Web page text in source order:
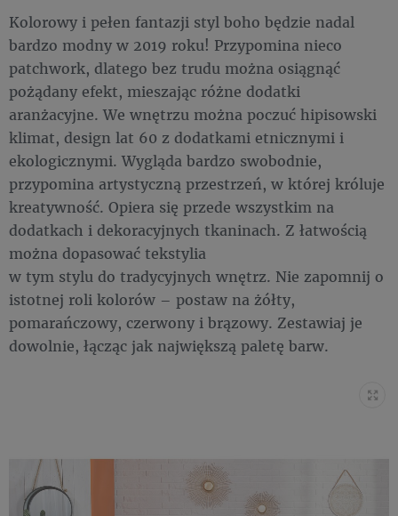
Kolorowy i pełen fantazji styl boho będzie nadal
bardzo modny w 2019 roku! Przypomina nieco
patchwork, dlatego bez trudu można osiągnąć
pożądany efekt, mieszając różne dodatki
aranżacyjne. We wnętrzu można poczuć hipisowski
klimat, design lat 60 z dodatkami etnicznymi i
ekologicznymi. Wygląda bardzo swobodnie,
przypomina artystyczną przestrzeń, w której króluje
kreatywność. Opiera się przede wszystkim na
dodatkach i dekoracyjnych tkaninach. Z łatwością
można dopasować tekstylia
w tym stylu do tradycyjnych wnętrz. Nie zapomnij o
istotnej roli kolorów – postaw na żółty,
pomarańczowy, czerwony i brązowy. Zestawiaj je
dowolnie, łącząc jak największą paletę barw.